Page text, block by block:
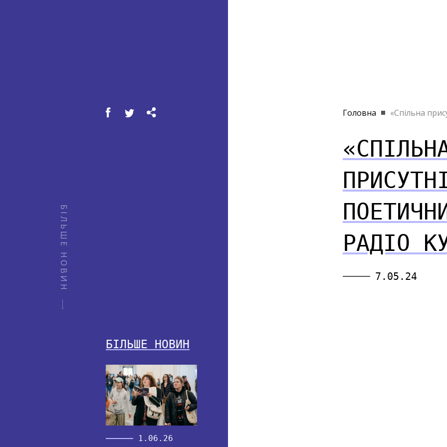
БІЛЬШЕ НОВИН
Головна «Спільна
РАДІО
7.05.24
БІЛЬШЕ НОВИН
1.06.26